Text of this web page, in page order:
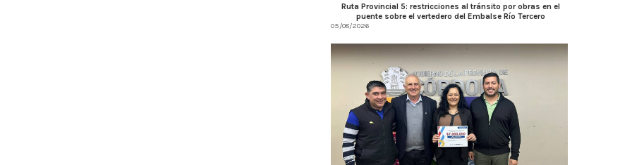
Ruta Provincial 5: restricciones al tránsito por obras en el
puente sobre el vertedero del Embalse Río Tercero
05/08/2026